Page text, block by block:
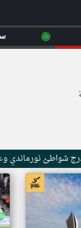
شواطئ نورماندي
◉